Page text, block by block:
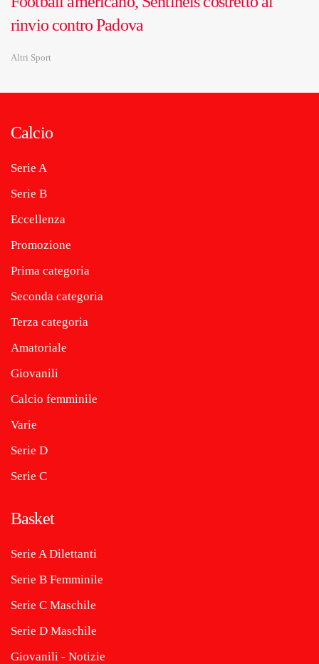
rinvio contro Padova
Altri Sport
Calcio
Serie A
Serie B
Eccellenza
Promozione
Prima categoria
Seconda categoria
Terza categoria
Amatoriale
Giovanili
Calcio femminile
Varie
Serie D
Serie C
Basket
Serie A Dilettanti
Serie B Femminile
Serie C Maschile
Serie D Maschile
Giovanili - Notizie